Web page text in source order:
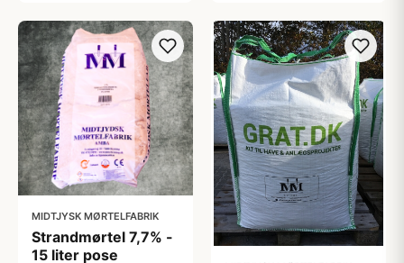
MIDTJYSK MØRTELFABRIK
Strandmørtel 7,7% -
15 liter pose